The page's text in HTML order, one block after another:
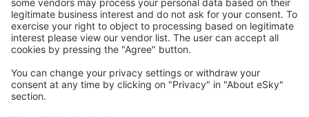
Copyright © eSkyTravel.no. Alle rettigheter forbeholdt.